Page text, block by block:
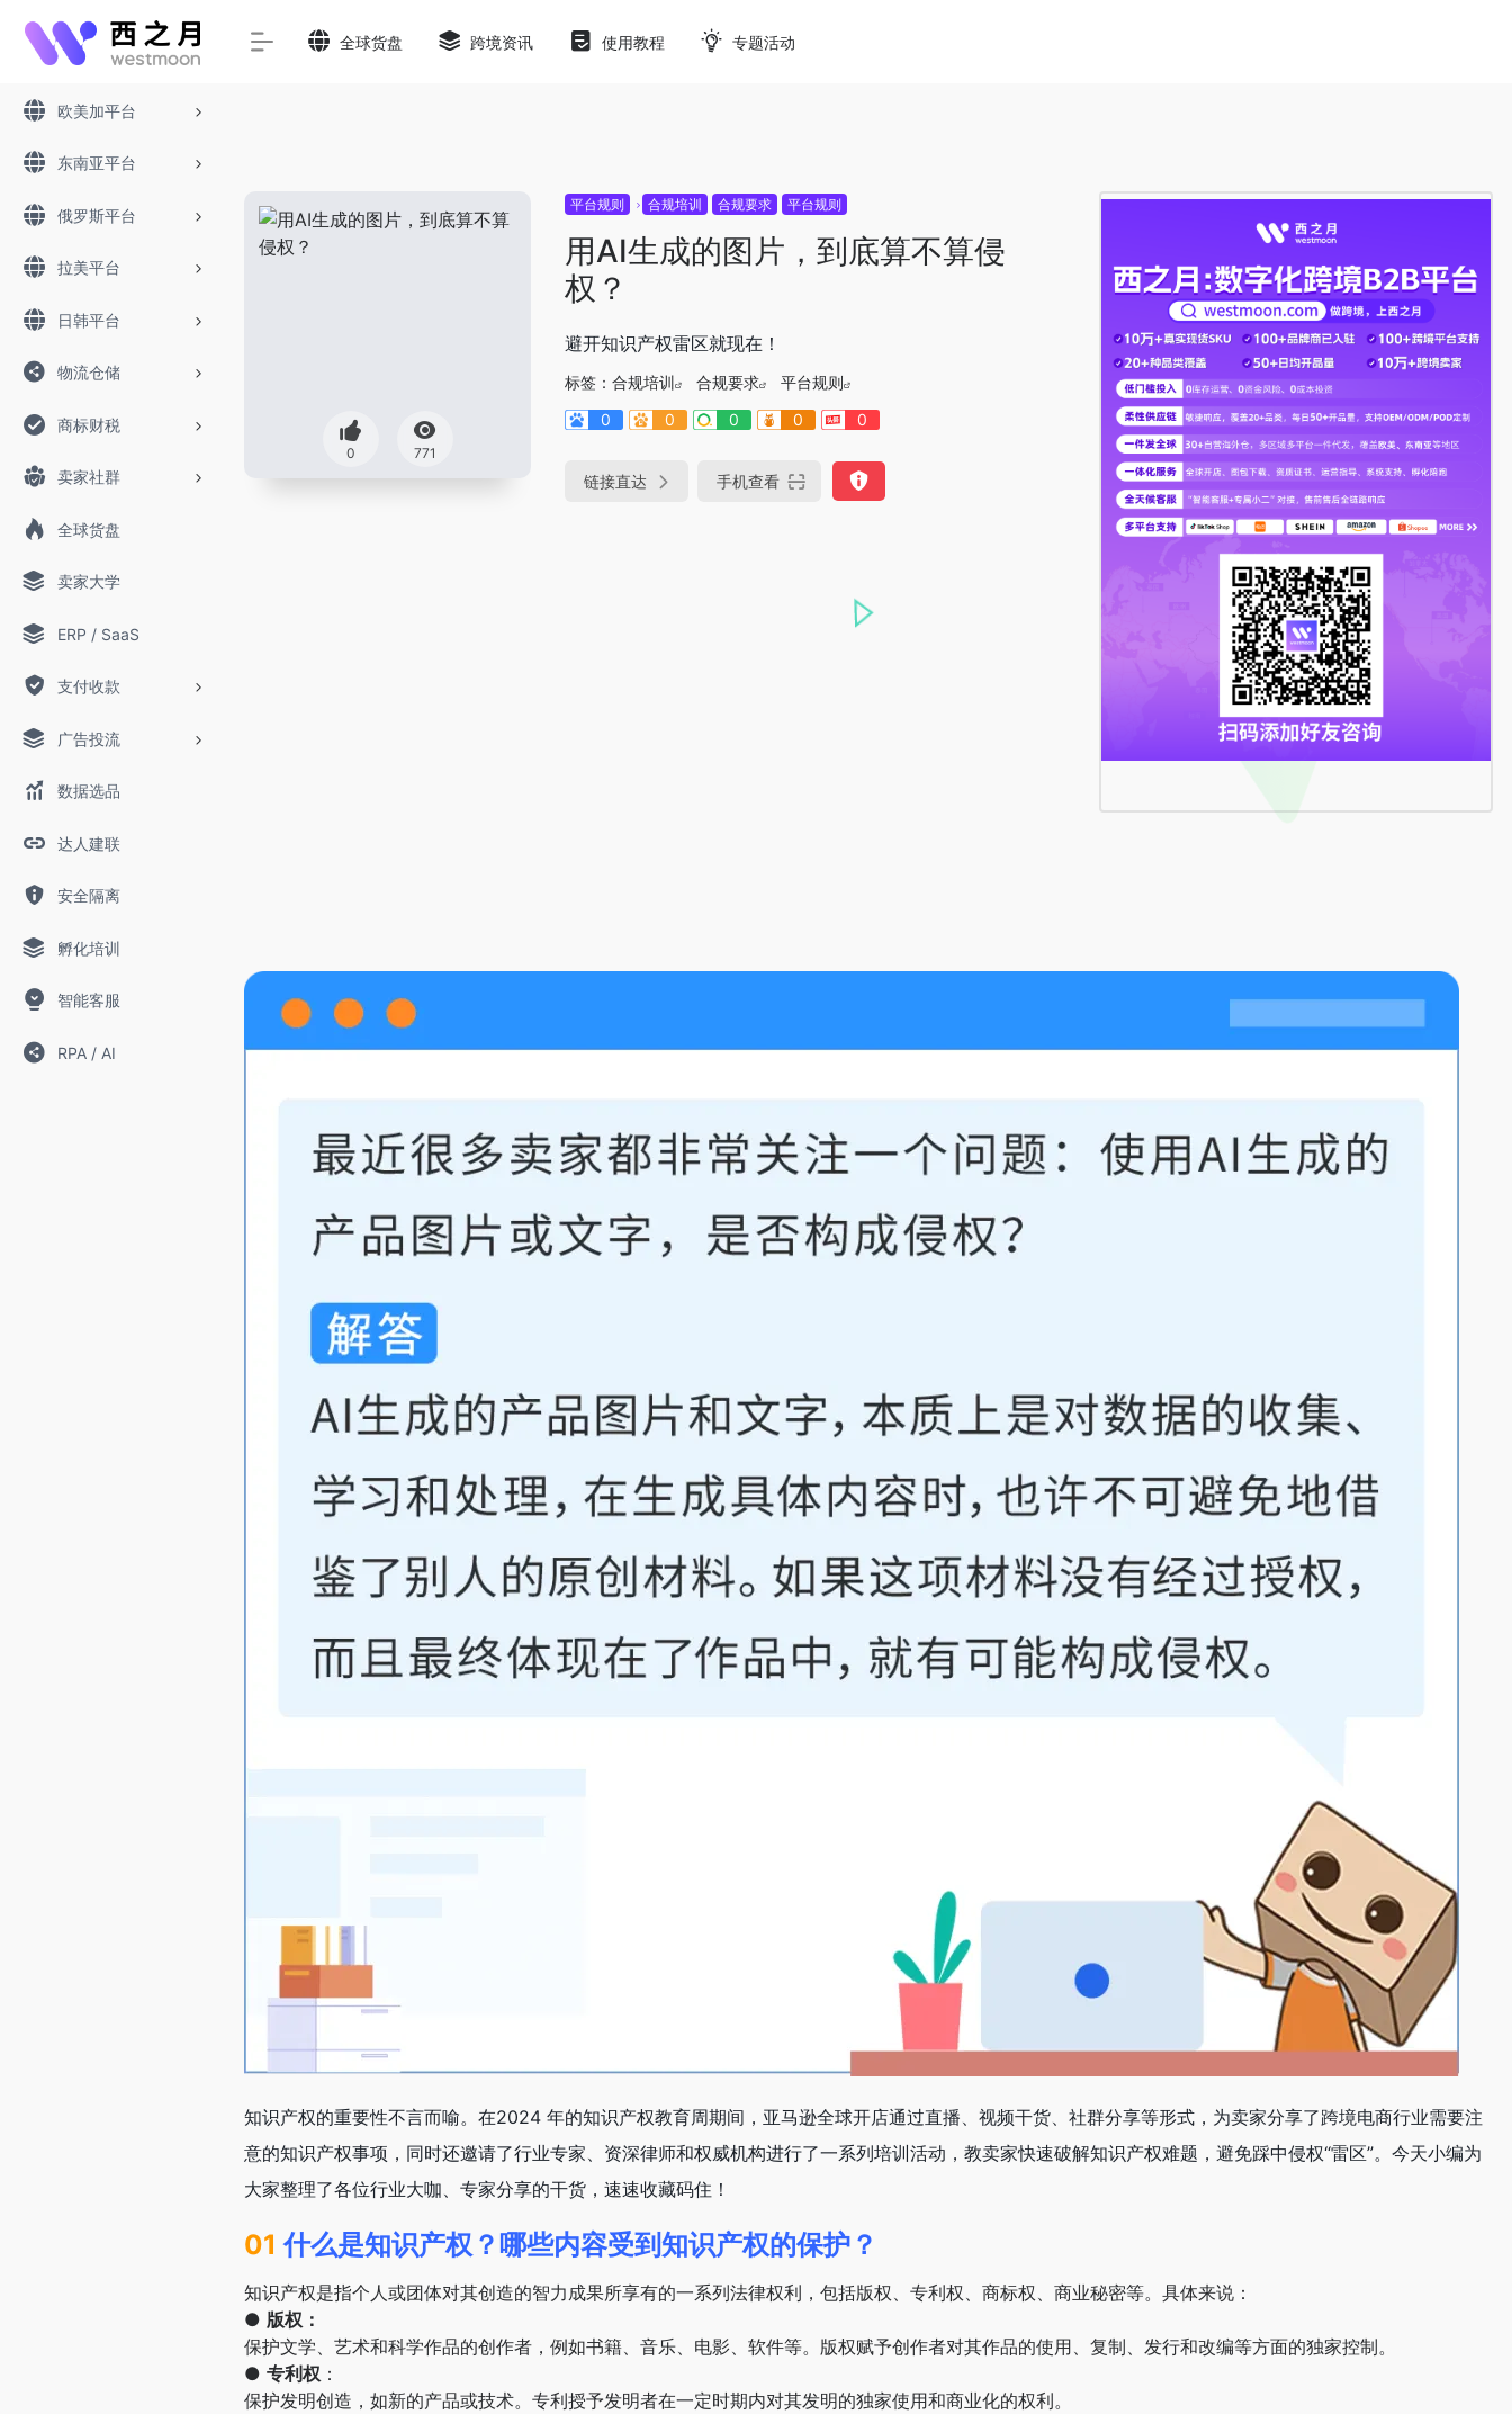
欧美加平台
东南亚平台
俄罗斯平台
拉美平台
日韩平台
物流仓储
商标财税
卖家社群
全球货盘
卖家大学
ERP / SaaS
支付收款
广告投流
数据选品
达人建联
安全隔离
孵化培训
智能客服
RPA / AI
全球货盘 跨境资讯 使用教程 专题活动
0 771
平台规则 合规培训 合规要求 平台规则
用AI生成的图片，到底算不算侵
权？
避开知识产权雷区就现在！
标签： 合规培训 合规要求
平台规则
0
0 0 0 0
链接直达 手机查看
知识产权的重要性不言而喻。在2024 年的知识产权教育周期间，亚马逊全球开店通过直播、视频干货、社群分享等形式，为卖家分享了跨境电商行业需要注
意的知识产权事项，同时还邀请了行业专家、资深律师和权威机构进行了一系列培训活动，教卖家快速破解知识产权难题，避免踩中侵权“雷区”。今天小编为
大家整理了各位行业大咖、专家分享的干货，速速收藏码住！
01 什么是知识产权？哪些内容受到知识产权的保护？
知识产权是指个人或团体对其创造的智力成果所享有的一系列法律权利，包括版权、专利权、商标权、商业秘密等。具体来说：
● 版权：
保护文学、艺术和科学作品的创作者，例如书籍、音乐、电影、软件等。版权赋予创作者对其作品的使用、复制、发行和改编等方面的独家控制。
● 专利权 ：
保护发明创造，如新的产品或技术。专利授予发明者在一定时期内对其发明的独家使用和商业化的权利。